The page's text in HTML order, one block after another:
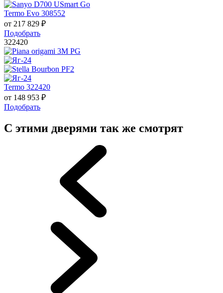
Termo Evo 308552
от 217 829 ₽
Подобрать
322420
Termo 322420
от 148 953 ₽
Подобрать
С этими дверями так же смотрят